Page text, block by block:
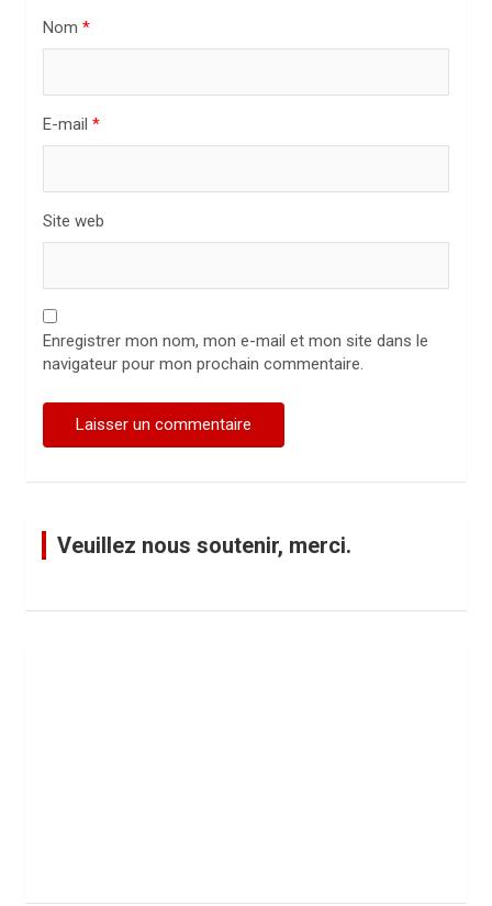
Nom *
E-mail *
Site web
Enregistrer mon nom, mon e-mail et mon site dans le
navigateur pour mon prochain commentaire.
Veuillez nous soutenir, merci.